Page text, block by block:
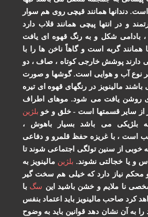
دندانها همانند قیچی روی هم سوار
و در انتها پیچی همانند قلاب دارد
شکل و به رنگ قهوه ای یافت
گربه است و گاهاً ناخن ها را با
دارند پوشش خارجی کوتاه ، صاف ، دو
هر نوع آب و هوایی است. گوشها و صورت
مالینویز در رنگهای قهوه ای تیره
روشن یافت می شود. موهای اطراف
از سایر قسمتها است - خلق و خو بلژین
بلژیکی می باشد بسیار باهوش ،
است ، با غریزه حفظ قلمرو و دفاعی
خوبی از سنین تولگی اجتماعی شوند تا
و یا خجالتی نشوند. بلژین مالینویز به
محکم نیاز دارد که خیلی هم سخت گیر
نا ملایم و خشن باشید این سگ با
کرد صاحب مالینویز باید اعتماد بنفس
به آن نشان دهد قوانین باید به وضوح